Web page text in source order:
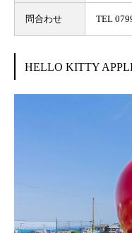
問合わせ TEL
HELLO KITTY